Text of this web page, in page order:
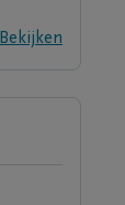
Bekijken